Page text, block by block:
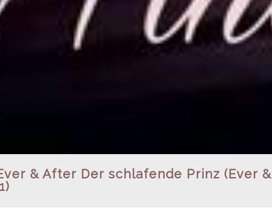
& After Der schlafende Prinz (Ever &